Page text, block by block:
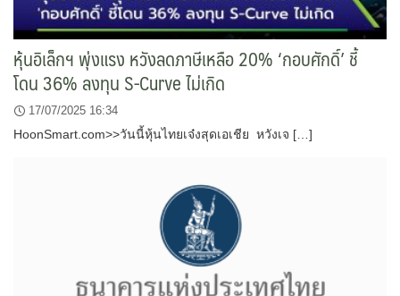
หุ้นอิเล็กฯ พุ่งแรง หวังลดภาษีเหลือ 20% ‘กอบศักดิ์’ ชี้
โดน 36% ลงทุน S-Curve ไม่เกิด
17/07/2025 16:34
HoonSmart.com>>วันนี้หุ้นไทยเจ๋งสุดเอเชีย หวังเจ […]